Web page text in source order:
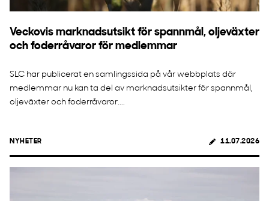
Veckovis marknadsutsikt för spannmål, oljeväxter
och foderråvaror för medlemmar
SLC har publicerat en samlingssida på vår webbplats där
medlemmar nu kan ta del av marknadsutsikter för spannmål,
oljeväxter och foderråvaror....
NYHETER 11.07.2026